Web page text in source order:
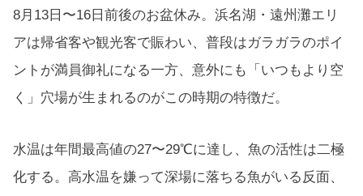
8月13日〜16日前後のお盆休み。浜名湖・遠州灘エリ
アは帰省客や観光客で賑わい、普段はガラガラのポイ
ントが満員御礼になる一方、意外にも「いつもより空
く」穴場が生まれるのがこの時期の特徴だ。
水温は年間最高値の27〜29℃に達し、魚の活性は二極
化する。高水温を嫌って深場に落ちる魚がいる反面、